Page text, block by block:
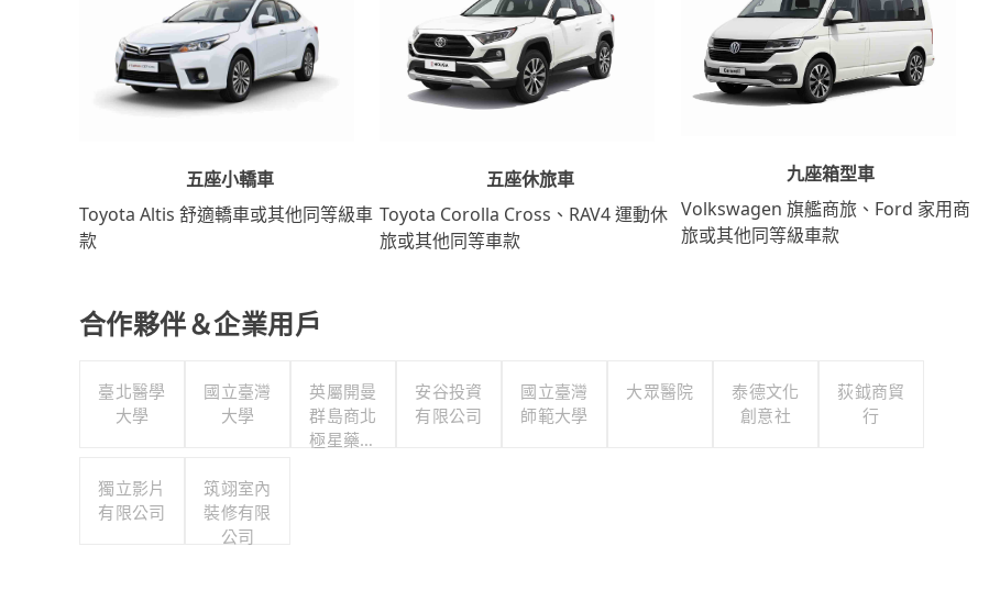
五座小轎車
Toyota Altis 舒適轎車或其他同等級車
款
五座休旅車
Toyota Corolla Cross、RAV4 運動休
旅或其他同等車款
九座箱型車
Volkswagen 旗艦商旅、Ford 家用商
旅或其他同等級車款
合作夥伴＆企業用戶
臺北醫學
大學
國立臺灣
大學
英屬開曼
群島商北
極星藥業
安谷投資
有限公司
國立臺灣
師範大學
大眾醫院
泰德文化
創意社
荻鉞商貿
行
獨立影片
有限公司
筑翊室內
裝修有限
公司